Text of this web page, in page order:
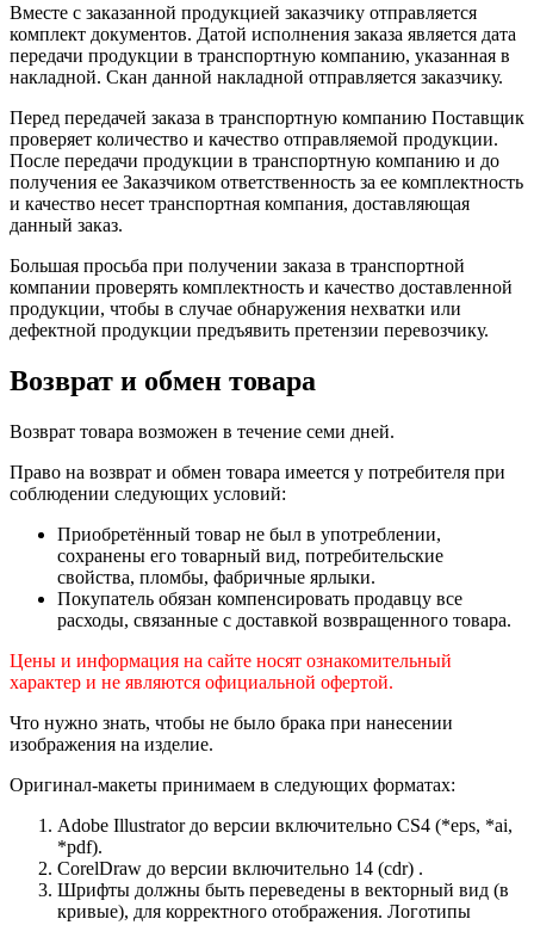
Вместе с заказанной продукцией заказчику отправляется
комплект документов. Датой исполнения заказа является дата
передачи продукции в транспортную компанию, указанная в
накладной. Скан данной накладной отправляется заказчику.
Перед передачей заказа в транспортную компанию Поставщик
проверяет количество и качество отправляемой продукции.
После передачи продукции в транспортную компанию и до
получения ее Заказчиком ответственность за ее комплектность
и качество несет транспортная компания, доставляющая
данный заказ.
Большая просьба при получении заказа в транспортной
компании проверять комплектность и качество доставленной
продукции, чтобы в случае обнаружения нехватки или
дефектной продукции предъявить претензии перевозчику.
Возврат и обмен товара
Возврат товара возможен в течение семи дней.
Право на возврат и обмен товара имеется у потребителя при
соблюдении следующих условий:
Приобретённый товар не был в употреблении,
сохранены его товарный вид, потребительские
свойства, пломбы, фабричные ярлыки.
Покупатель обязан компенсировать продавцу все
расходы, связанные с доставкой возвращенного товара.
Цены и информация на сайте носят ознакомительный
характер и не являются официальной офертой.
Что нужно знать, чтобы не было брака при нанесении
изображения на изделие.
Оригинал-макеты принимаем в следующих форматах:
Adobe Illustrator до версии включительно CS4 (*eps, *ai,
*pdf).
CorelDraw до версии включительно 14 (cdr) .
Шрифты должны быть переведены в векторный вид (в
кривые), для корректного отображения. Логотипы